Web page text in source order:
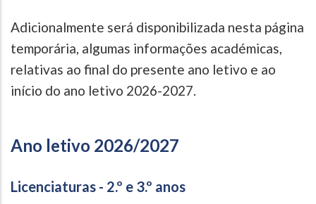
Adicionalmente será disponibilizada nesta página
temporária, algumas informações académicas,
relativas ao final do presente ano letivo e ao
início do ano letivo 2026-2027.
Ano letivo 2026/2027
Licenciaturas - 2.º e 3.º anos